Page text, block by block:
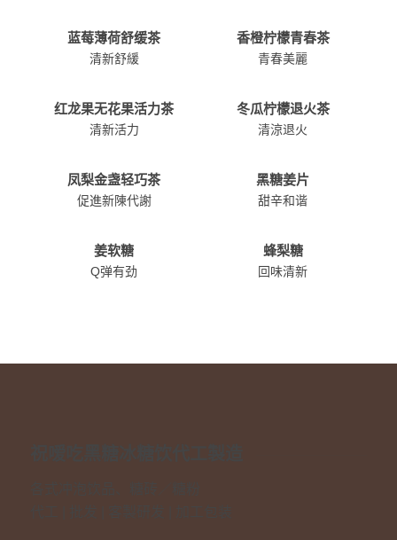
蓝莓薄荷舒缓茶
清新舒緩
香橙柠檬青春茶
青春美麗
红龙果无花果活力茶
清新活力
冬瓜柠檬退火茶
清涼退火
凤梨金盏轻巧茶
促進新陳代謝
黑糖姜片
甜辛和谐
姜软糖
Q弹有劲
蜂梨糖
回味清新